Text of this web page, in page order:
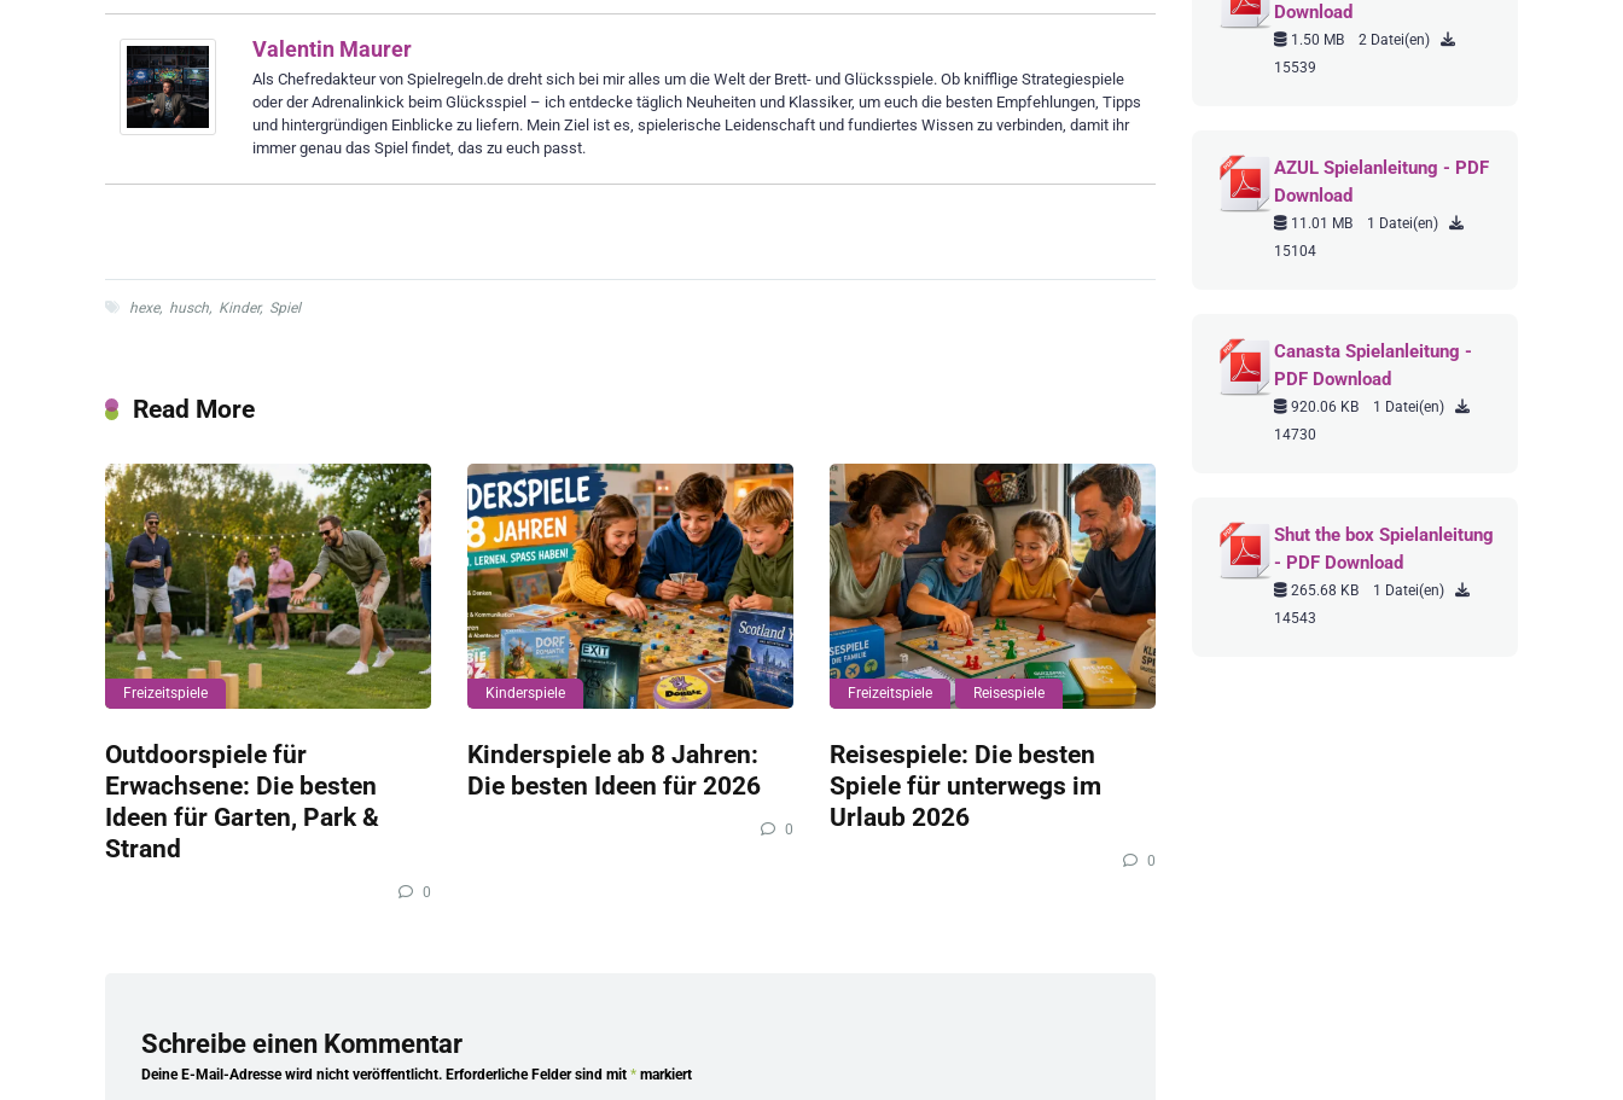
Valentin Maurer
Als Chefredakteur von Spielregeln.de dreht sich bei mir alles um die Welt der Brett- und Glücksspiele. Ob knifflige Strategiespiele
oder der Adrenalinkick beim Glücksspiel – ich entdecke täglich Neuheiten und Klassiker, um euch die besten Empfehlungen, Tipps
und hintergründigen Einblicke zu liefern. Mein Ziel ist es, spielerische Leidenschaft und fundiertes Wissen zu verbinden, damit ihr
immer genau das Spiel findet, das zu euch passt.
hexe, husch, Kinder, Spiel
Read More
Freizeitspiele
Outdoorspiele für
Erwachsene: Die besten
Ideen für Garten, Park &
Strand
0
Kinderspiele
Kinderspiele ab 8 Jahren:
Die besten Ideen für 2026
0
Freizeitspiele Reisespiele
Reisespiele: Die besten
Spiele für unterwegs im
Urlaub 2026
0
Schreibe einen Kommentar
Deine E-Mail-Adresse wird nicht veröffentlicht. Erforderliche Felder sind mit * markiert
Download
1.50 MB
2 Datei(en)
15539
AZUL Spielanleitung - PDF
Download
11.01 MB
1 Datei(en)
15104
Canasta Spielanleitung -
PDF Download
920.06 KB
1 Datei(en)
14730
Shut the box Spielanleitung
- PDF Download
265.68 KB
1 Datei(en)
14543